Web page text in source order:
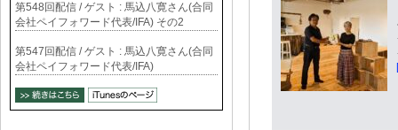
第548回配信 / ゲスト : 馬込八寛さん(合同
会社ペイフォワード代表/IFA) その2
第547回配信 / ゲスト : 馬込八寛さん(合同
会社ペイフォワード代表/IFA)